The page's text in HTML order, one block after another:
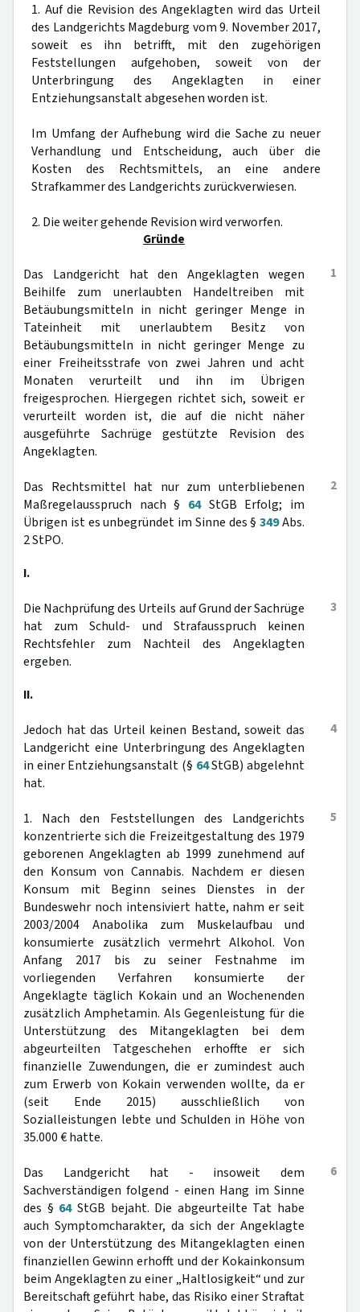
1. Auf die Revision des Angeklagten wird das Urteil
des Landgerichts Magdeburg vom 9. November 2017,
soweit es ihn betrifft, mit den zugehörigen
Feststellungen aufgehoben, soweit von der
Unterbringung des Angeklagten in einer
Entziehungsanstalt abgesehen worden ist.
Im Umfang der Aufhebung wird die Sache zu neuer
Verhandlung und Entscheidung, auch über die
Kosten des Rechtsmittels, an eine andere
Strafkammer des Landgerichts zurückverwiesen.
2. Die weiter gehende Revision wird verworfen.
Gründe
1
Das Landgericht hat den Angeklagten wegen
Beihilfe zum unerlaubten Handeltreiben mit
Betäubungsmitteln in nicht geringer Menge in
Tateinheit mit unerlaubtem Besitz von
Betäubungsmitteln in nicht geringer Menge zu
einer Freiheitsstrafe von zwei Jahren und acht
Monaten verurteilt und ihn im Übrigen
freigesprochen. Hiergegen richtet sich, soweit er
verurteilt worden ist, die auf die nicht näher
ausgeführte Sachrüge gestützte Revision des
Angeklagten.
2
Das Rechtsmittel hat nur zum unterbliebenen
Maßregelausspruch nach § 64StGB Erfolg; im
Übrigen ist es unbegründet im Sinne des §349Abs.
2 StPO.
I.
3
Die Nachprüfung des Urteils auf Grund der Sachrüge
hat zum Schuld- und Strafausspruch keinen
Rechtsfehler zum Nachteil des Angeklagten
ergeben.
II.
4
Jedoch hat das Urteil keinen Bestand, soweit das
Landgericht eine Unterbringung des Angeklagten
in einer Entziehungsanstalt (§ 64StGB) abgelehnt
hat.
5
1. Nach den Feststellungen des Landgerichts
konzentrierte sich die Freizeitgestaltung des 1979
geborenen Angeklagten ab 1999 zunehmend auf
den Konsum von Cannabis. Nachdem er diesen
Konsum mit Beginn seines Dienstes in der
Bundeswehr noch intensiviert hatte, nahm er seit
2003/2004 Anabolika zum Muskelaufbau und
konsumierte zusätzlich vermehrt Alkohol. Von
Anfang 2017 bis zu seiner Festnahme im
vorliegenden Verfahren konsumierte der
Angeklagte täglich Kokain und an Wochenenden
zusätzlich Amphetamin. Als Gegenleistung für die
Unterstützung des Mitangeklagten bei dem
abgeurteilten Tatgeschehen erhoffte er sich
finanzielle Zuwendungen, die er zumindest auch
zum Erwerb von Kokain verwenden wollte, da er
(seit Ende 2015) ausschließlich von
Sozialleistungen lebte und Schulden in Höhe von
35.000 € hatte.
6
Das Landgericht hat - insoweit dem
Sachverständigen folgend - einen Hang im Sinne
des § 64StGB bejaht. Die abgeurteilte Tat habe
auch Symptomcharakter, da sich der Angeklagte
von der Unterstützung des Mitangeklagten einen
finanziellen Gewinn erhofft und der Kokainkonsum
beim Angeklagten zu einer „Haltlosigkeit“ und zur
Bereitschaft geführt habe, das Risiko einer Straftat